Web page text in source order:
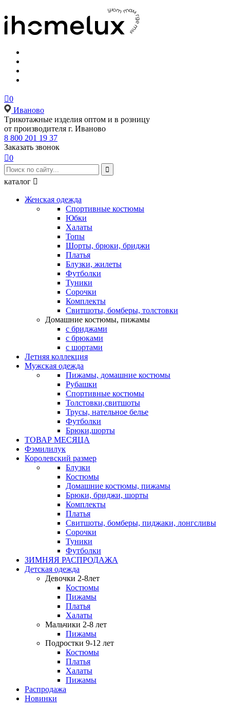
0
Иваново
Tрикотажные изделия оптом и в розницу
от производителя г. Иваново
8 800 201 19 37
Заказать звонок
0

каталог 
Женская одежда
Спортивные костюмы
Юбки
Халаты
Топы
Шорты, брюки, бриджи
Платья
Блузки, жилеты
Футболки
Туники
Сорочки
Комплекты
Свитшоты, бомберы, толстовки
Домашние костюмы, пижамы
с бриджами
с брюками
с шортами
Летняя коллекция
Мужская одежда
Пижамы, домашние костюмы
Рубашки
Спортивные костюмы
Толстовки,свитшоты
Трусы, нательное белье
Футболки
Брюки,шорты
ТОВАР МЕСЯЦА
Фэмилилук
Королевский размер
Блузки
Костюмы
Домашние костюмы, пижамы
Брюки, бриджи, шорты
Комплекты
Платья
Свитшоты, бомберы, пиджаки, лонгсливы
Сорочки
Туники
Футболки
ЗИМНЯЯ РАСПРОДАЖА
Детская одежда
Девочки 2-8лет
Костюмы
Пижамы
Платья
Халаты
Мальчики 2-8 лет
Пижамы
Подростки 9-12 лет
Костюмы
Платья
Халаты
Пижамы
Распродажа
Новинки